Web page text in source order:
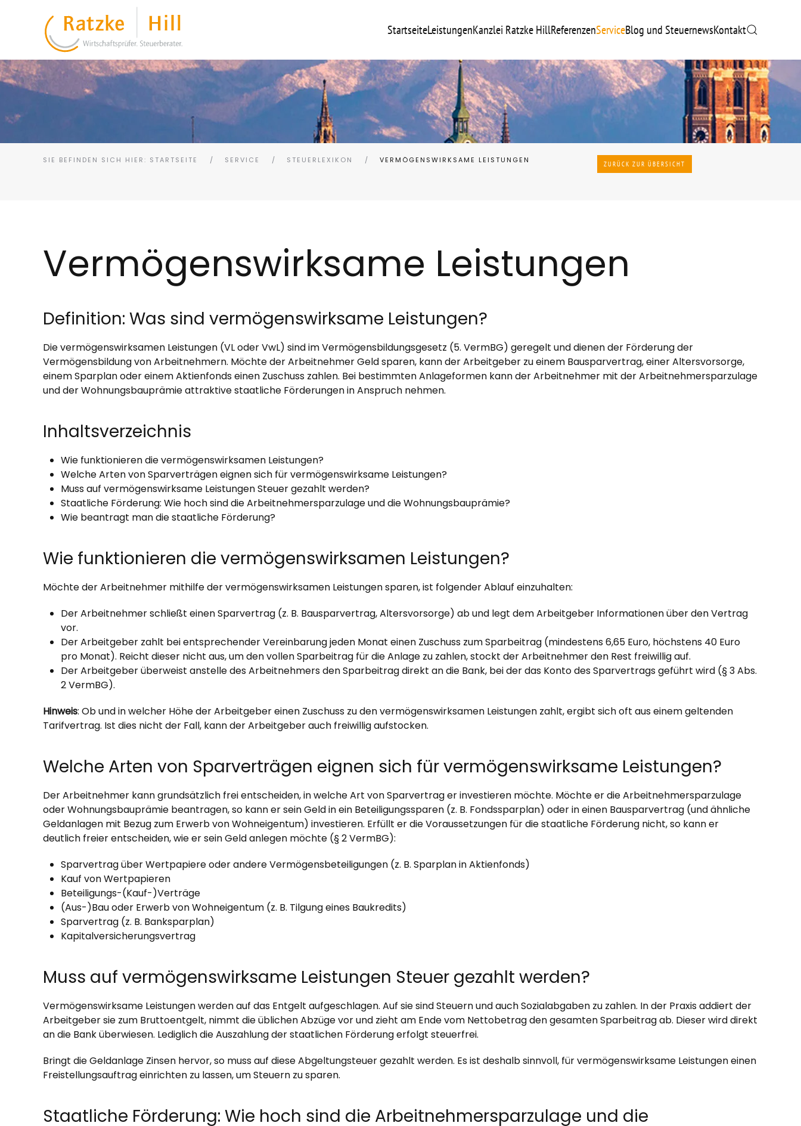
StartseiteLeistungenKanzlei Ratzke HillReferenzenServiceBlog und SteuernewsKontakt
SIE BEFINDEN SICH HIER: STARTSEITE SERVICE STEUERLEXIKON VERMÖGENSWIRKSAME LEISTUNGEN ZURÜCK ZUR ÜBERSICHT
Vermögenswirksame Leistungen
Definition: Was sind vermögenswirksame Leistungen?
Die vermögenswirksamen Leistungen (VL oder VwL) sind im Vermögensbildungsgesetz (5. VermBG) geregelt und dienen der Förderung der
Vermögensbildung von Arbeitnehmern. Möchte der Arbeitnehmer Geld sparen, kann der Arbeitgeber zu einem Bausparvertrag, einer Altersvorsorge,
einem Sparplan oder einem Aktienfonds einen Zuschuss zahlen. Bei bestimmten Anlageformen kann der Arbeitnehmer mit der Arbeitnehmersparzulage
und der Wohnungsbauprämie attraktive staatliche Förderungen in Anspruch nehmen.
Inhaltsverzeichnis
Wie funktionieren die vermögenswirksamen Leistungen?
Welche Arten von Sparverträgen eignen sich für vermögenswirksame Leistungen?
Muss auf vermögenswirksame Leistungen Steuer gezahlt werden?
Staatliche Förderung: Wie hoch sind die Arbeitnehmersparzulage und die Wohnungsbauprämie?
Wie beantragt man die staatliche Förderung?
Wie funktionieren die vermögenswirksamen Leistungen?
Möchte der Arbeitnehmer mithilfe der vermögenswirksamen Leistungen sparen, ist folgender Ablauf einzuhalten:
Der Arbeitnehmer schließt einen Sparvertrag (z. B. Bausparvertrag, Altersvorsorge) ab und legt dem Arbeitgeber Informationen über den Vertrag
vor.
Der Arbeitgeber zahlt bei entsprechender Vereinbarung jeden Monat einen Zuschuss zum Sparbeitrag (mindestens 6,65 Euro, höchstens 40 Euro
pro Monat). Reicht dieser nicht aus, um den vollen Sparbeitrag für die Anlage zu zahlen, stockt der Arbeitnehmer den Rest freiwillig auf.
Der Arbeitgeber überweist anstelle des Arbeitnehmers den Sparbeitrag direkt an die Bank, bei der das Konto des Sparvertrags geführt wird (§ 3 Abs.
2 VermBG).
Hinweis: Ob und in welcher Höhe der Arbeitgeber einen Zuschuss zu den vermögenswirksamen Leistungen zahlt, ergibt sich oft aus einem geltenden
Tarifvertrag. Ist dies nicht der Fall, kann der Arbeitgeber auch freiwillig aufstocken.
Welche Arten von Sparverträgen eignen sich für vermögenswirksame Leistungen?
Der Arbeitnehmer kann grundsätzlich frei entscheiden, in welche Art von Sparvertrag er investieren möchte. Möchte er die Arbeitnehmersparzulage
oder Wohnungsbauprämie beantragen, so kann er sein Geld in ein Beteiligungssparen (z. B. Fondssparplan) oder in einen Bausparvertrag (und ähnliche
Geldanlagen mit Bezug zum Erwerb von Wohneigentum) investieren. Erfüllt er die Voraussetzungen für die staatliche Förderung nicht, so kann er
deutlich freier entscheiden, wie er sein Geld anlegen möchte (§ 2 VermBG):
Sparvertrag über Wertpapiere oder andere Vermögensbeteiligungen (z. B. Sparplan in Aktienfonds)
Kauf von Wertpapieren
Beteiligungs-(Kauf-)Verträge
(Aus-)Bau oder Erwerb von Wohneigentum (z. B. Tilgung eines Baukredits)
Sparvertrag (z. B. Banksparplan)
Kapitalversicherungsvertrag
Muss auf vermögenswirksame Leistungen Steuer gezahlt werden?
Vermögenswirksame Leistungen werden auf das Entgelt aufgeschlagen. Auf sie sind Steuern und auch Sozialabgaben zu zahlen. In der Praxis addiert der
Arbeitgeber sie zum Bruttoentgelt, nimmt die üblichen Abzüge vor und zieht am Ende vom Nettobetrag den gesamten Sparbeitrag ab. Dieser wird direkt
an die Bank überwiesen. Lediglich die Auszahlung der staatlichen Förderung erfolgt steuerfrei.
Bringt die Geldanlage Zinsen hervor, so muss auf diese Abgeltungsteuer gezahlt werden. Es ist deshalb sinnvoll, für vermögenswirksame Leistungen einen
Freistellungsauftrag einrichten zu lassen, um Steuern zu sparen.
Staatliche Förderung: Wie hoch sind die Arbeitnehmersparzulage und die